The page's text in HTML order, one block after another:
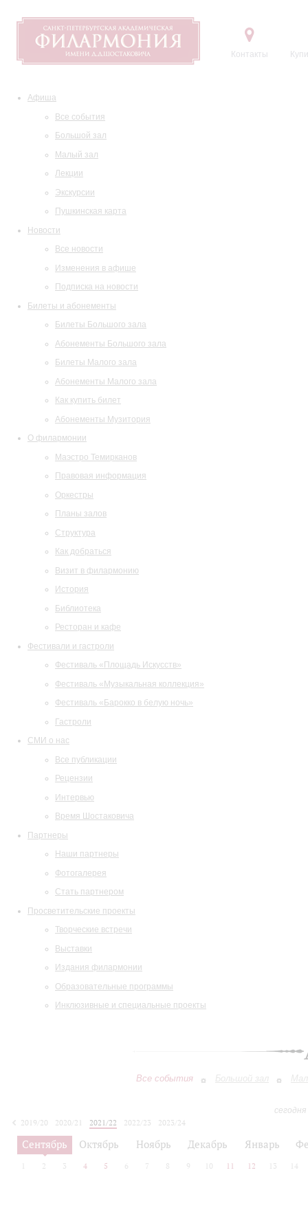
Контакты
Афиша
Все события
Большой зал
Малый зал
Лекции
Экскурсии
Пушкинская карта
Новости
Все новости
Изменения в афише
Подписка на новости
Билеты и абонементы
Билеты Большого зала
Абонементы Большого зала
Билеты Малого зала
Абонементы Малого зала
Как купить билет
Абонементы Музитория
О филармонии
Маэстро Темирканов
Правовая информация
Оркестры
Планы залов
Структура
Как добраться
Визит в филармонию
История
Библиотека
Ресторан и кафе
Фестивали и гастроли
Фестиваль «Площадь Искусств»
Фестиваль «Музыкальная коллекция»
Фестиваль «Барокко в белую ночь»
Гастроли
СМИ о нас
Все публикации
Рецензии
Интервью
Время Шостаковича
Партнеры
Наши партнеры
Фотогалерея
Стать партнером
Просветительские проекты
Творческие встречи
Выставки
Издания филармонии
Образовательные программы
Инклюзивные и специальные проекты
Все события Большой зал
2019/20
2020/21 2021/22 2022/23
2023/24
2024/25
2025/26
Сентябрь Октябрь Ноябрь Декабрь Январь
2 3 4 5 6 7 8 9 10 11 12 13 14